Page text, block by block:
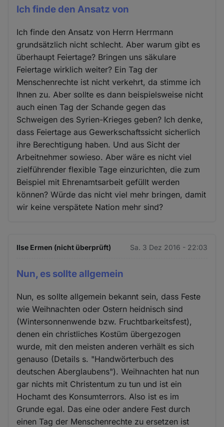
Ich finde den Ansatz von
Ich finde den Ansatz von Herrn Herrmann
grundsätzlich nicht schlecht. Aber warum gibt es
überhaupt Feiertage? Bringen uns säkulare
Feiertage wirklich weiter? Ein Tag der
Menschenrechte ist nicht verkehrt, da stimme ich
Ihnen zu. Aber sollte es dann beispielsweise nicht
auch einen Tag der Schande gegen das
Schweigen des Syrien-Krieges geben? Ich denke,
dass Feiertage aus Gewerkschaftssicht sicherlich
ihre Berechtigung haben. Und aus Sicht der
Arbeitnehmer sowieso. Aber wäre es nicht viel
zielführender flexible Tage einzurichten, die zum
Beispiel mit Ehrenamtsarbeit gefüllt werden
können? Würde das nicht viel mehr bringen, damit
wir keine verspätete Nation mehr sind?
Ilse Ermen (nicht überprüft) Sa. 3 Dez 2016 - 22:03
Nun, es sollte allgemein
Nun, es sollte allgemein bekannt sein, dass Feste
wie Weihnachten oder Ostern heidnisch sind
(Wintersonnenwende bzw. Fruchtbarkeitsfest),
denen ein christliches Kostüm übergezogen
wurde, mit den meisten anderen verhält es sich
genauso (Details s. "Handwörterbuch des
deutschen Aberglaubens"). Weihnachten hat nun
gar nichts mit Christentum zu tun und ist ein
Hochamt des Konsumterrors. Also ist es im
Grunde egal. Das eine oder andere Fest durch
einen Tag der Menschenrechte zu ersetzen ist